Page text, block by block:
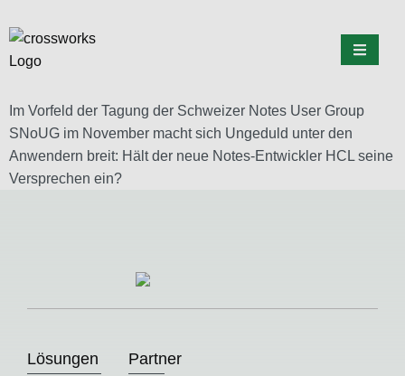
Im Vorfeld der Tagung der Schweizer Notes User Group
SNoUG im November macht sich Ungeduld unter den
Anwendern breit: Hält der neue Notes-Entwickler HCL seine
Versprechen ein?
Lösungen Partner